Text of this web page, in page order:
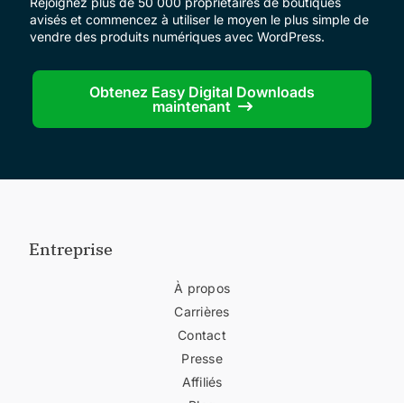
avisés et commencez à utiliser le moyen le plus simple de
vendre des produits numériques avec WordPress.
Obtenez Easy Digital Downloads
maintenant
Entreprise
À propos
Carrières
Contact
Presse
Affiliés